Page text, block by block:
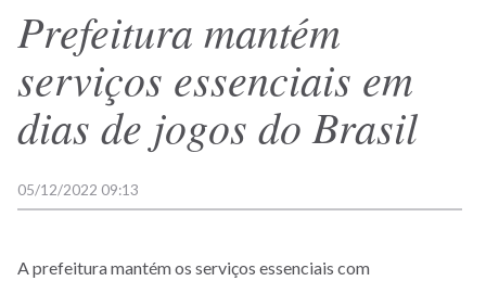
Prefeitura mantém
serviços essenciais em
dias de jogos do Brasil
05/12/2022 09:13
A prefeitura mantém os serviços essenciais com